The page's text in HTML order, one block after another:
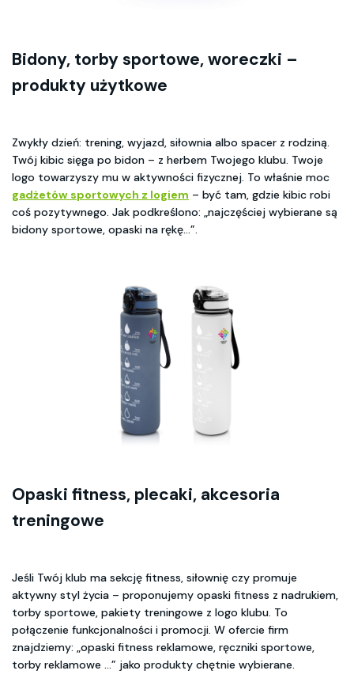
Bidony, torby sportowe, woreczki –
produkty użytkowe
Zwykły dzień: trening, wyjazd, siłownia albo spacer z rodziną.
Twój kibic sięga po bidon – z herbem Twojego klubu. Twoje
logo towarzyszy mu w aktywności fizycznej. To właśnie moc
gadżetów sportowych z logiem – być tam, gdzie kibic robi
coś pozytywnego. Jak podkreślono: „najczęściej wybierane są
bidony sportowe, opaski na rękę…”.
Opaski fitness, plecaki, akcesoria
treningowe
Jeśli Twój klub ma sekcję fitness, siłownię czy promuje
aktywny styl życia – proponujemy opaski fitness z nadrukiem,
torby sportowe, pakiety treningowe z logo klubu. To
połączenie funkcjonalności i promocji. W ofercie firm
znajdziemy: „opaski fitness reklamowe, ręczniki sportowe,
torby reklamowe …” jako produkty chętnie wybierane.